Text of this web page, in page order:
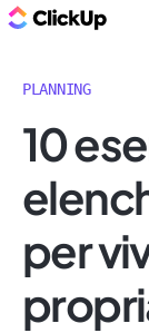
PLANNING
10
per